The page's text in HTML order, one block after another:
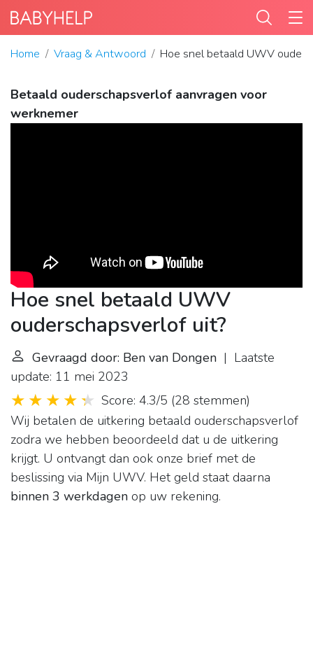
Home Vraag & Antwoord Hoe snel betaald UWV
Betaald ouderschapsverlof aanvragen voor
werknemer
Hoe snel betaald UWV
ouderschapsverlof uit?
Gevraagd door: Ben van Dongen | Laatste
update: 11 mei 2023
Score: 4.3/5 (28 stemmen)
Wij betalen de uitkering betaald ouderschapsverlof
zodra we hebben beoordeeld dat u de uitkering
krijgt. U ontvangt dan ook onze brief met de
beslissing via Mijn UWV. Het geld staat daarna
binnen 3 werkdagen op uw rekening.